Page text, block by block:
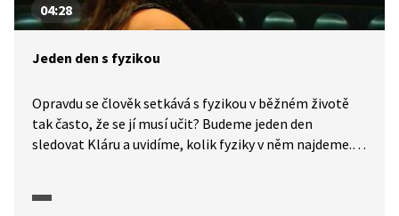
04:28
Jeden den s fyzikou
Opravdu se člověk setkává s fyzikou v běžném životě
tak často, že se jí musí učit? Budeme jeden den
sledovat Kláru a uvidíme, kolik fyziky v něm najdeme.
zákonem akce a reakce, setrvačností, tlakovou silou